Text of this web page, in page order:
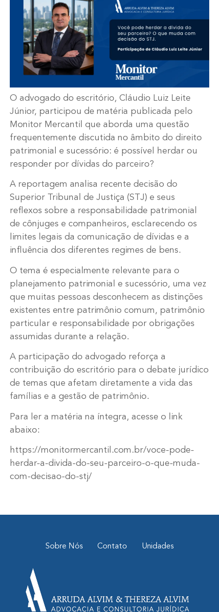
O advogado do escritório, Cláudio Luiz Leite
Júnior, participou de matéria publicada pelo
Monitor Mercantil que aborda uma questão
frequentemente discutida no âmbito do direito
patrimonial e sucessório: é possível herdar ou
responder por dívidas do parceiro?
A reportagem analisa recente decisão do
Superior Tribunal de Justiça (STJ) e seus
reflexos sobre a responsabilidade patrimonial
de cônjuges e companheiros, esclarecendo os
limites legais da comunicação de dívidas e a
influência dos diferentes regimes de bens.
O tema é especialmente relevante para o
planejamento patrimonial e sucessório, uma vez
que muitas pessoas desconhecem as distinções
existentes entre patrimônio comum, patrimônio
particular e responsabilidade por obrigações
assumidas durante a relação.
A participação do advogado reforça a
contribuição do escritório para o debate jurídico
de temas que afetam diretamente a vida das
famílias e a gestão de patrimônio.
Para ler a matéria na íntegra, acesse o link
abaixo:
https://monitormercantil.com.br/voce-pode-
herdar-a-divida-do-seu-parceiro-o-que-muda-
com-decisao-do-stj/
Sobre Nós Contato Unidades